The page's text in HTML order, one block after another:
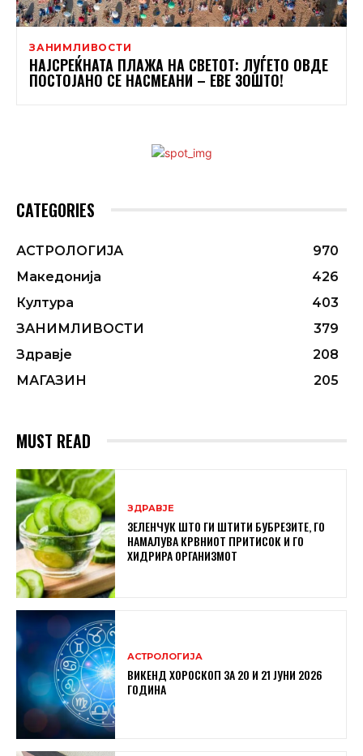
ЗАНИМЛИВОСТИ
НАЈСРЕЌНАТА ПЛАЖА НА СВЕТОТ: ЛУЃЕТО ОВДЕ
ПОСТОЈАНО СЕ НАСМЕАНИ – ЕВЕ ЗОШТО!
CATEGORIES
АСТРОЛОГИЈА
970
Македонија
426
Култура
403
ЗАНИМЛИВОСТИ
379
Здравје
208
МАГАЗИН
205
MUST READ
ЗДРАВЈЕ
ЗЕЛЕНЧУК ШТО ГИ ШТИТИ БУБРЕЗИТЕ, ГО
НАМАЛУВА КРВНИОТ ПРИТИСОК И ГО
ХИДРИРА ОРГАНИЗМОТ
АСТРОЛОГИЈА
ВИКЕНД ХОРОСКОП ЗА 20 И 21 ЈУНИ 2026
ГОДИНА